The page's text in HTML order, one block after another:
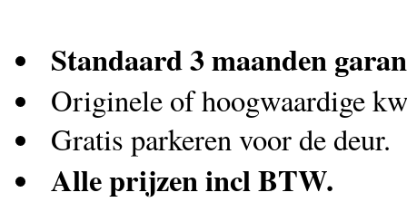
Standaard 3 maanden
Originele of hoogwaardige
Gratis parkeren voor de deur.
Alle prijzen incl BTW.